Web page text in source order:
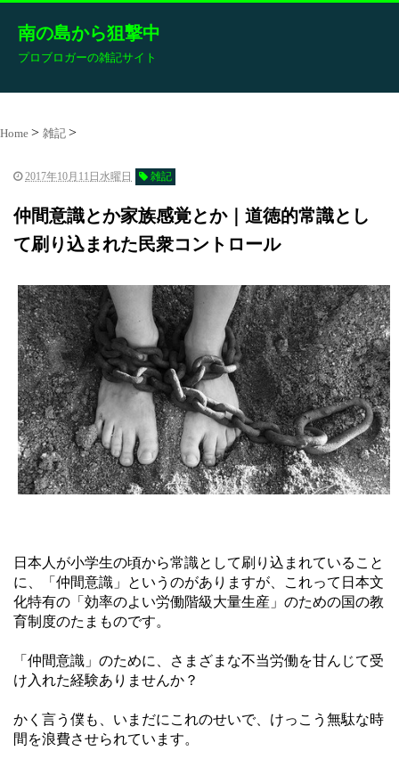
南の島から狙撃中
プロブロガーの雑記サイト
Home 雑記
2017年10月11日水曜日 雑記
仲間意識とか家族感覚とか｜道徳的常識とし
て刷り込まれた民衆コントロール
日本人が小学生の頃から常識として刷り込まれていること
に、「仲間意識」というのがありますが、これって日本文
化特有の「効率のよい労働階級大量生産」のための国の教
育制度のたまものです。
「仲間意識」のために、さまざまな不当労働を甘んじて受
け入れた経験ありませんか？
かく言う僕も、いまだにこれのせいで、けっこう無駄な時
間を浪費させられています。